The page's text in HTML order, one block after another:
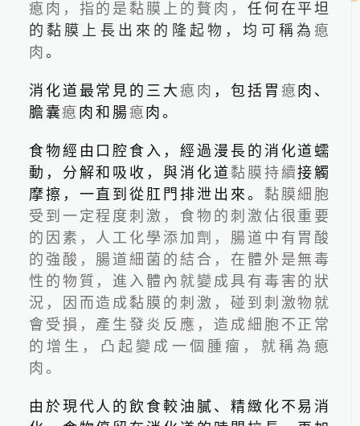
线上预约
2026.06.24
瘜肉，指的是黏膜上的贅肉， 任何在平坦
的黏膜上長出來的隆起物，均可稱為瘜
肉 。
消化道最常見的三大瘜肉 ，包括胃 瘜 肉、
膽囊瘜 肉和腸瘜 肉。
食物經由口腔食入，經過漫長的消化道蠕
動，分解和吸收，與消化道 黏膜持續接觸
摩擦，一直到從肛門排泄出來。 黏膜細胞
受到一定程度刺激，食物的刺激佔很重要
的因素，人工化學添加劑，腸道中有胃酸
的強酸，腸道細菌的結合，在體外是無毒
性的物質，進入體內就變成具有毒害的狀
況，因而造成黏膜的刺激，碰到刺激物就
會受損，產生發炎反應，造成細胞不正常
的增生，凸起變成一個腫瘤，就稱為瘜
肉。
由於現代人的飲食較油膩、精緻化不易消